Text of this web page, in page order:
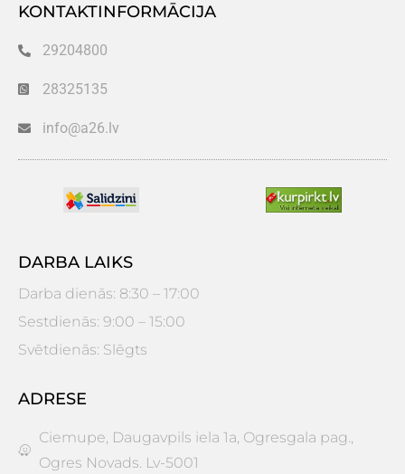
KONTAKTINFORMĀCIJA
29204800
28325135
info@a26.lv
DARBA LAIKS
Darba dienās: 8:30 – 17:00
Sestdienās: 9:00 – 15:00
Svētdienās: Slēgts
ADRESE
Ciemupe, Daugavpils iela 1a, Ogresgala pag.,
Ogres Novads. Lv-5001